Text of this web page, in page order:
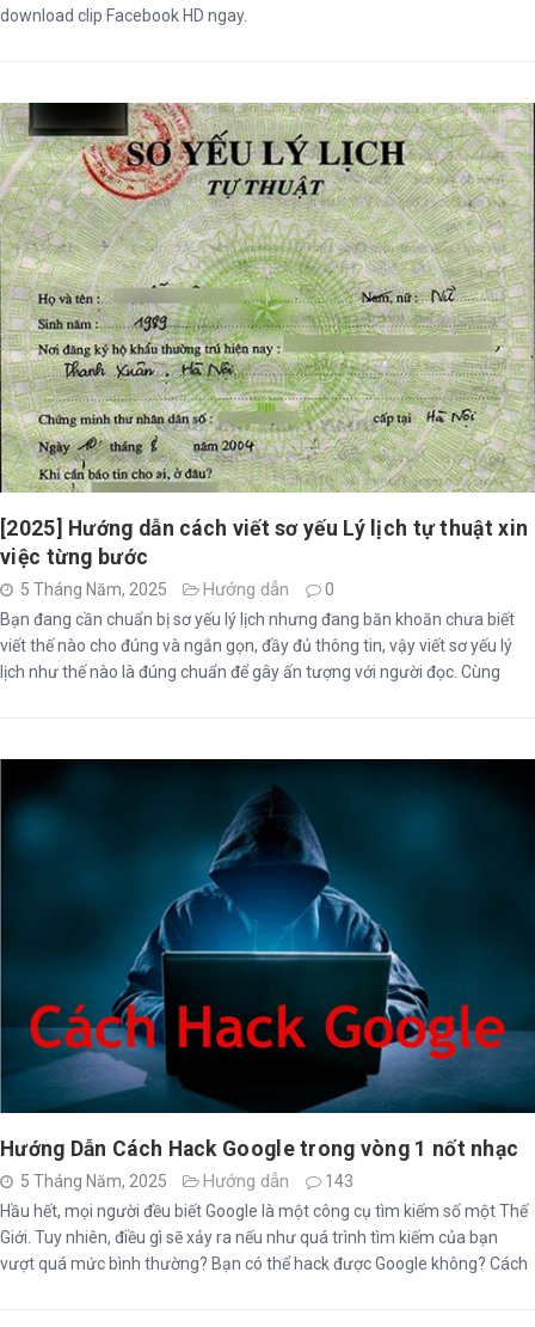
download clip Facebook HD ngay.
[2025] Hướng dẫn cách viết sơ yếu Lý lịch tự thuật xin
việc từng bước
5 Tháng Năm, 2025 Hướng dẫn
0
Bạn đang cần chuẩn bị sơ yếu lý lịch nhưng đang băn khoăn chưa biết
viết thế nào cho đúng và ngắn gọn, đầy đủ thông tin, vậy viết sơ yếu lý
lịch như thế nào là đúng chuẩn để gây ấn tượng với người đọc. Cùng
Hướng Dẫn Cách Hack Google trong vòng 1 nốt nhạc
5 Tháng Năm, 2025 Hướng dẫn
143
Hầu hết, mọi người đều biết Google là một công cụ tìm kiếm số một Thế
Giới. Tuy nhiên, điều gì sẽ xảy ra nếu như quá trình tìm kiếm của bạn
vượt quá mức bình thường? Bạn có thể hack được Google không? Cách